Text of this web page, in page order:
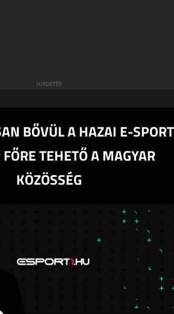
BŐVÜL A HAZAI E-
TEHETŐ A MAGYAR
KÖZÖSSÉG